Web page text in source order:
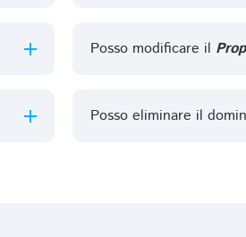
Posso modificare il
Posso eliminare il